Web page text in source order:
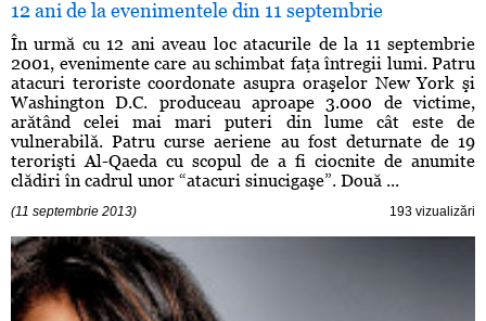
12 ani de la evenimentele din 11 septembrie
În urmă cu 12 ani aveau loc atacurile de la 11 septembrie
2001, evenimente care au schimbat faţa întregii lumi. Patru
atacuri teroriste coordonate asupra oraşelor New York şi
Washington D.C. produceau aproape 3.000 de victime,
arătând celei mai mari puteri din lume cât este de
vulnerabilă. Patru curse aeriene au fost deturnate de 19
terorişti Al-Qaeda cu scopul de a fi ciocnite de anumite
clădiri în cadrul unor “atacuri sinucigaşe”. Două ...
(11 septembrie 2013) 193 vizualizări